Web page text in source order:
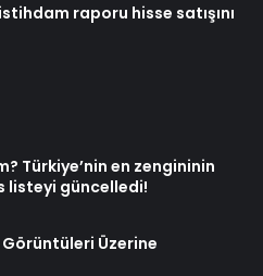
raporu hisse satışını
Türkiye’nin en zengininin
listeyi güncelledi!
Üzerine